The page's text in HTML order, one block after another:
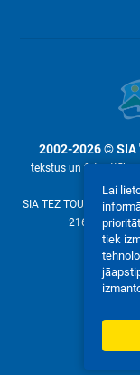
2002-2026 © SIA
tekstus un
SIA TEZ TOUR (reg.
2167, е-pasts:
Lai
tiek